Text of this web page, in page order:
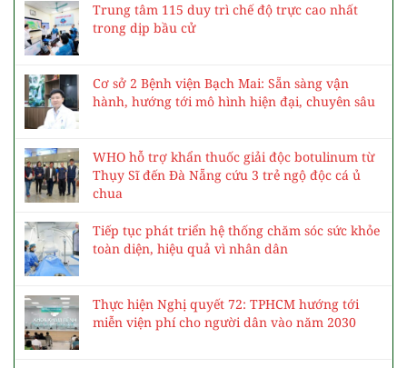
Trung tâm 115 duy trì chế độ trực cao nhất
trong dịp bầu cử
Cơ sở 2 Bệnh viện Bạch Mai: Sẵn sàng vận
hành, hướng tới mô hình hiện đại, chuyên sâu
WHO hỗ trợ khẩn thuốc giải độc botulinum từ
Thụy Sĩ đến Đà Nẵng cứu 3 trẻ ngộ độc cá ủ
chua
Tiếp tục phát triển hệ thống chăm sóc sức khỏe
toàn diện, hiệu quả vì nhân dân
Thực hiện Nghị quyết 72: TPHCM hướng tới
miễn viện phí cho người dân vào năm 2030